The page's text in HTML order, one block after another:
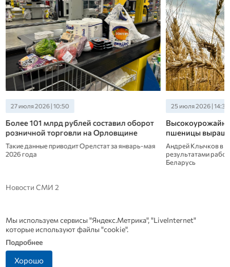
27 июля 2026 | 10:50
Более 101 млрд рублей составил оборот
розничной торговли на Орловщине
Такие данные приводит Орелстат за январь-мая
2026 года
25 июля 2026 | 14:30
пшеницы
Андрей Клычков в
результатами
Беларусь
Новости СМИ 2
Мы используем сервисы "Яндекс.Метрика", "LiveInternet"
которые используют файлы "cookie".
Подробнее
Хорошо